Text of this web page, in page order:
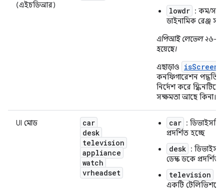
(এইচডিআর)
lowdr : কম/
ডাইনামিক রেঞ্জ সহ
এপিআই লেভেল ২৬-এ
হয়েছে।
এছাড়াও
কনফিগারেশন
নির্দেশ করে স্ক্রিনটিতে
সক্ষমতা আছে কিনা।
UI মোড
car
desk
television
appliance
watch
vrheadset
car : ডিভাইসটি
প্রদর্শিত হচ্ছে
desk :
ডেস্ক ডকে প্রদর্শিত
television
একটি টেলিভিশনে